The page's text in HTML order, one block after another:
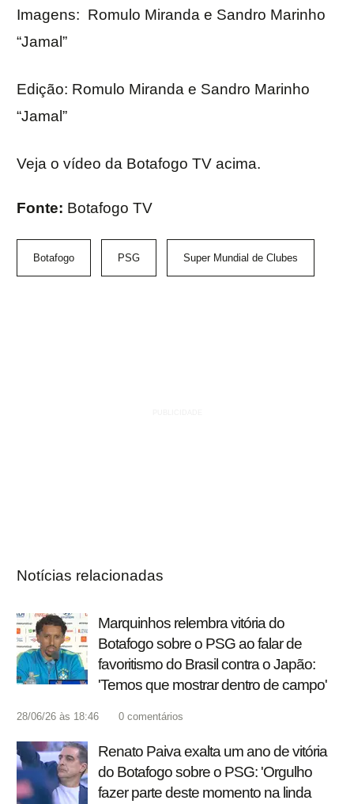
Imagens: Romulo Miranda e Sandro Marinho
“Jamal”
Edição: Romulo Miranda e Sandro Marinho
“Jamal”
Veja o vídeo da Botafogo TV acima.
Fonte: Botafogo TV
Botafogo PSG Super Mundial de Clubes
Notícias relacionadas
Marquinhos relembra vitória do
Botafogo sobre o PSG ao falar de
favoritismo do Brasil contra o Japão:
'Temos que mostrar dentro de campo'
28/06/26 às 18:46 0 comentários
Renato Paiva exalta um ano de vitória
do Botafogo sobre o PSG: 'Orgulho
fazer parte deste momento na linda